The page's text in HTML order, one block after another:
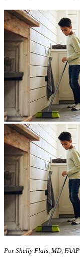
Por Shelly Flais, MD, FAAP